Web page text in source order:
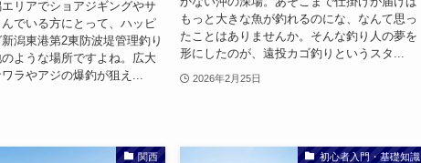
リアでショアジギングやサ
でいる方にとって、ハッピ
潟東港第2東防波堤管理釣り
ような場所ですよね。広大
ラやアジの爆釣が狙え...
もっと大きな魚が釣れるのにな、なんて思っ
たことはありませんか。そんな釣り人の夢を
形にしたのが、遠投カゴ釣りというスタ...
2026年2月25日
関西 初心者入門・基礎知識